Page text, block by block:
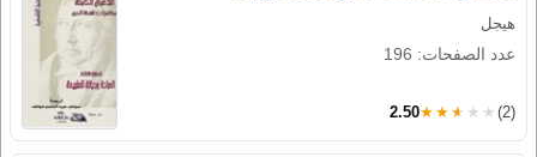
هيجل
عدد الصفحات: 196
2.50★★★★★ (2)